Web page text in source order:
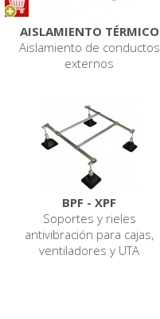
AISLAMIENTO TÉRMICO
Aislamiento de conductos
externos
BPF - XPF
Soportes y rieles
antivibración para cajas,
ventiladores y UTA